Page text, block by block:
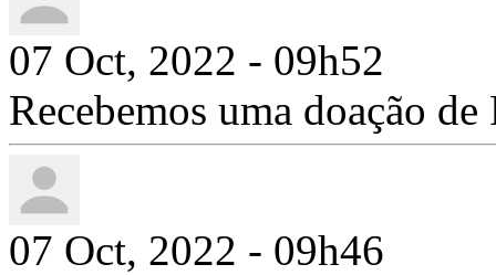
07 Oct, 2022 - 09h52
Recebemos uma doação
07 Oct, 2022 - 09h46